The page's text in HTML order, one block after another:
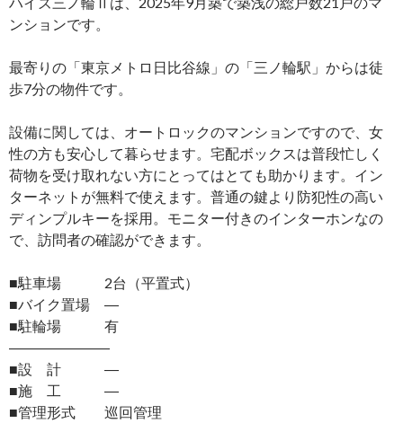
ンションです。
最寄りの「東京メトロ日比谷線」の「三ノ輪駅」からは徒
歩7分の物件です。
設備に関しては、オートロックのマンションですので、女
性の方も安心して暮らせます。宅配ボックスは普段忙しく
荷物を受け取れない方にとってはとても助かります。イン
ターネットが無料で使えます。普通の鍵より防犯性の高い
ディンプルキーを採用。モニター付きのインターホンなの
で、訪問者の確認ができます。
■駐車場 2台（平置式）
■バイク置場 ―
■駐輪場 有
―――――――
■設 計 ―
■施 工 ―
■管理形式 巡回管理